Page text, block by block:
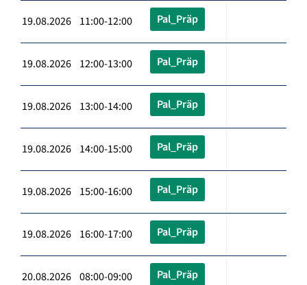
19.08.2026 11:00-12:00 Pal_Präp
19.08.2026 12:00-13:00 Pal_Präp
19.08.2026 13:00-14:00 Pal_Präp
19.08.2026 14:00-15:00 Pal_Präp
19.08.2026 15:00-16:00 Pal_Präp
19.08.2026 16:00-17:00 Pal_Präp
20.08.2026 08:00-09:00 Pal_Präp